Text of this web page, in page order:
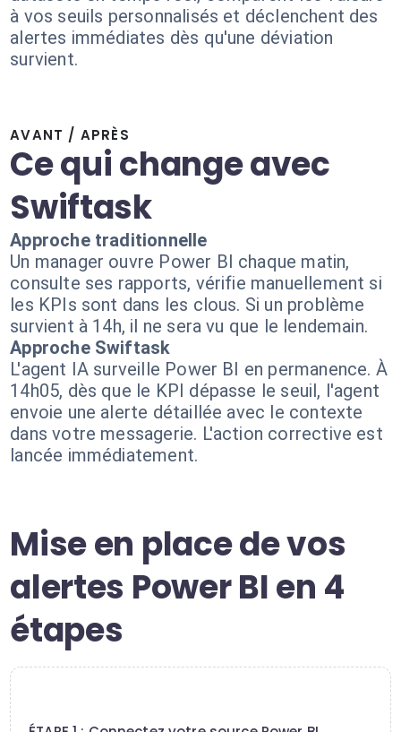
à vos seuils personnalisés et déclenchent des
alertes immédiates dès qu'une déviation
survient.
AVANT / APRÈS
Ce qui change avec
Swiftask
Approche traditionnelle
Un manager ouvre Power BI chaque matin,
consulte ses rapports, vérifie manuellement si
les KPIs sont dans les clous. Si un problème
survient à 14h, il ne sera vu que le lendemain.
Approche Swiftask
L'agent IA surveille Power BI en permanence. À
14h05, dès que le KPI dépasse le seuil, l'agent
envoie une alerte détaillée avec le contexte
dans votre messagerie. L'action corrective est
lancée immédiatement.
Mise en place de vos
alertes Power BI en 4
étapes